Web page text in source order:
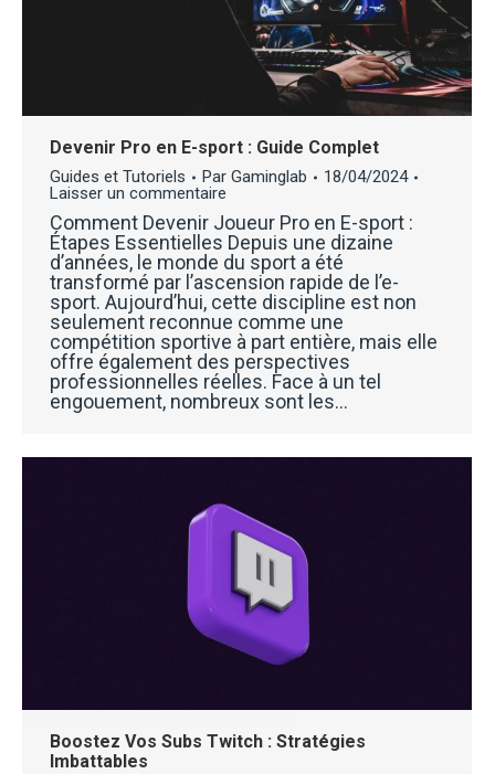
Devenir Pro en E-sport : Guide Complet
Guides et Tutoriels Par Gaminglab
18/04/2024
Laisser un commentaire
Comment Devenir Joueur Pro en E-sport :
Étapes Essentielles Depuis une dizaine
d’années, le monde du sport a été
transformé par l’ascension rapide de l’e-
sport. Aujourd’hui, cette discipline est non
seulement reconnue comme une
compétition sportive à part entière, mais elle
offre également des perspectives
professionnelles réelles. Face à un tel
engouement, nombreux sont les…
Boostez Vos Subs Twitch : Stratégies
Imbattables